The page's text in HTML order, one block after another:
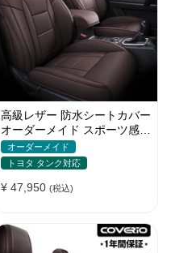
高級レザー 防水シートカバー
オーダーメイド スポーツ感
通気性 耐久性 3色 全席セッ
ト
オーダーメイド
トヨタ タンク対応
¥ 47,950 (税込)